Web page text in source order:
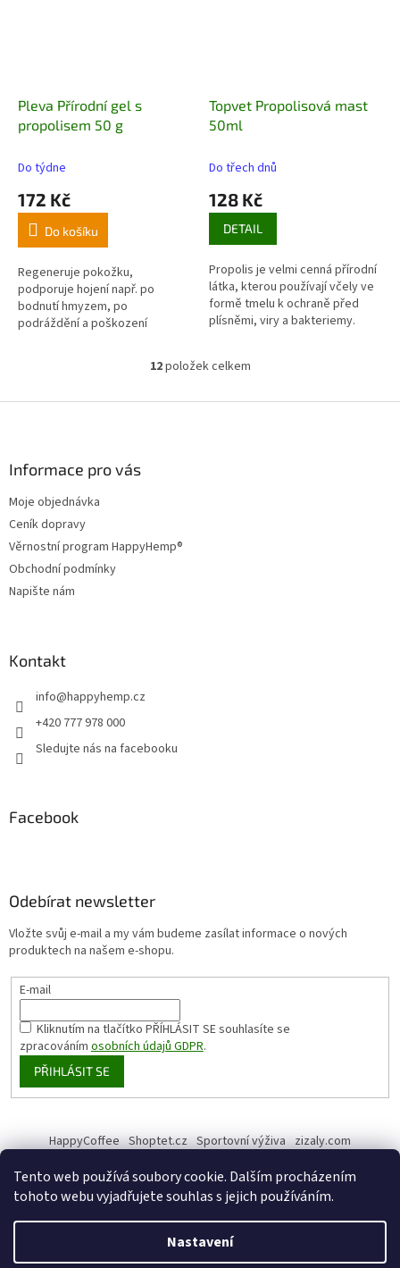
Tento web používá soubory cookie. Dalším procházením
tohoto webu vyjadřujete souhlas s jejich používáním.
Nastavení
Pleva Přírodní gel s
propolisem 50 g
Do týdne
172 Kč
Do košíku
Regeneruje pokožku,
podporuje hojení např. po
bodnutí hmyzem, po
podráždění a poškození
Topvet Propolisová mast
50ml
Do třech dnů
128 Kč
DETAIL
Propolis je velmi cenná přírodní
látka, kterou používají včely ve
formě tmelu k ochraně před
plísněmi, viry a bakteriemy.
Mast se používá na hnisavé
ran. Hojí čerstvé jizvy, je vhodná
O
l
12položek celkem
Informace pro vás
Moje objednávka
Ceník dopravy
Věrnostní program HappyHemp®
Obchodní podmínky
Napište nám
Kontakt
info@happyhemp.cz
+420 777 978 000
Sledujte nás na facebooku
Facebook
Odebírat newsletter
Vložte svůj e-mail a my vám budeme zasílat informace o nových
produktech na našem e-shopu.
E-mail
Kliknutím na tlačítko PŘÍHLÁSIT SEsouhlasíte se
zpracovánímosobních údajů GDPR.
PŘIHLÁSIT SE
HappyCoffee Shoptet.cz Sportovní výživa zizaly.com